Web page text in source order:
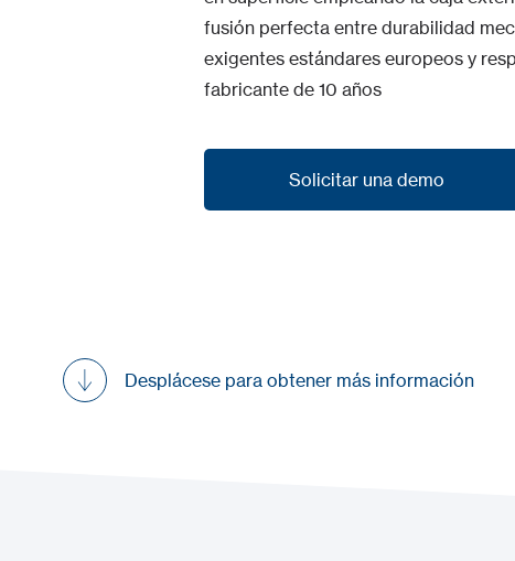
fusión perfecta entre durabilidad
exigentes estándares europeos y
fabricante de 10 años
Solicitar una demo
Desplácese para obtener más información